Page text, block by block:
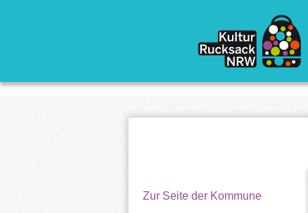
Zur Seite der Kommune